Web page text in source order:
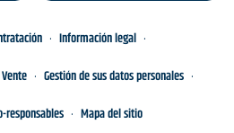
Información legal
Gestión de sus datos personales
responsables
Mapa del sitio